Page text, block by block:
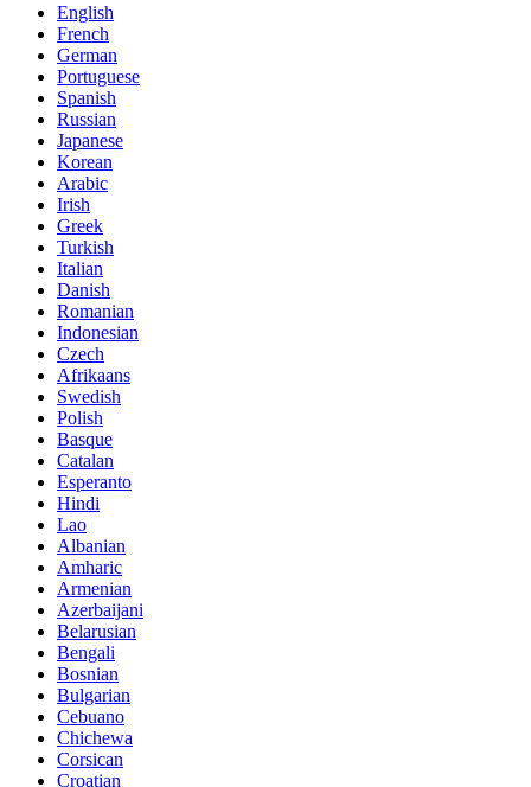
English
French
German
Portuguese
Spanish
Russian
Japanese
Korean
Arabic
Irish
Greek
Turkish
Italian
Danish
Romanian
Indonesian
Czech
Afrikaans
Swedish
Polish
Basque
Catalan
Esperanto
Hindi
Lao
Albanian
Amharic
Armenian
Azerbaijani
Belarusian
Bengali
Bosnian
Bulgarian
Cebuano
Chichewa
Corsican
Croatian